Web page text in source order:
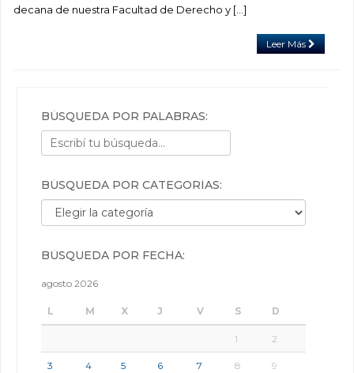
decana de nuestra Facultad de Derecho y […]
Leer Más
BÚSQUEDA POR PALABRAS:
BÚSQUEDA POR CATEGORÍAS:
Búsqueda por categorías:
BÚSQUEDA POR FECHA:
agosto 2026
L M X J V S D
1 2
3 4 5 6 7 8 9